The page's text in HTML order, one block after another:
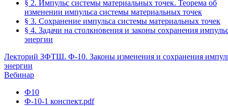
§ 2. Импульс системы материальных точек. Теорема об
изменении импульса системы материальных точек
§ 3. Сохранение импульса системы материальных точек
§ 4. Задачи на столкновения и законы сохранения
энергии
Лекторий ЗФТШ. Ф-10. Законы изменения и сохранения
энергии
Вебинар
Ф10
Ф-10-1 конспект.pdf